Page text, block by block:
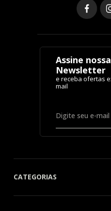
Assine nossa
Newsletter
CATEGORIAS